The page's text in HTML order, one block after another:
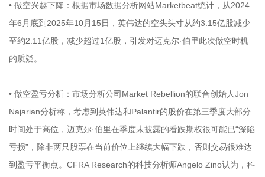
• 做空兴趣下降：根据市场数据分析网站Marketbeat统计，从2024
年6月底到2025年10月15日，英伟达的空头头寸从约3.15亿股减少
至约2.11亿股，减少超过1亿股，引发对迈克尔·伯里此次做空时机
的质疑。
• 做空盈亏分析：市场分析公司Market Rebellion的联合创始人Jon
Najarian分析称，考虑到英伟达和Palantir的股价在第三季度大部分
时间处于高位，迈克尔·伯里在季度末披露的看跌期权很可能已“深陷
亏损”，除非两只股票在当前价位上继续大幅下跌，否则交易很难达
到盈亏平衡点。CFRA Research的科技分析师Angelo Zino认为，科